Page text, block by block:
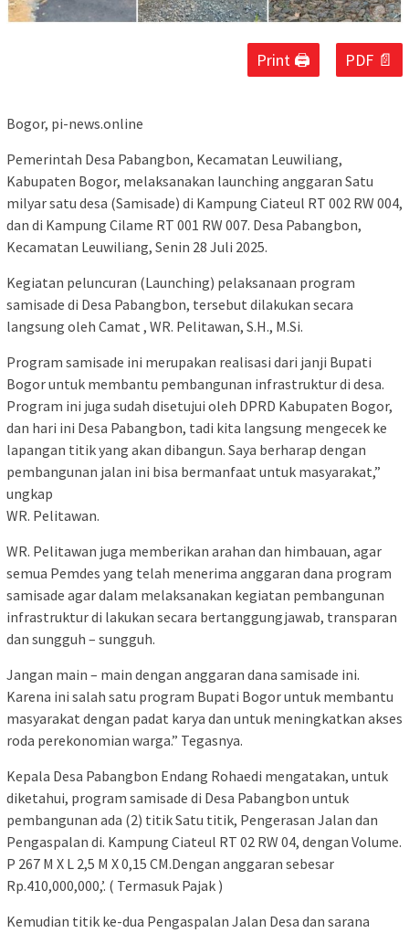
Print 🖨 PDF 📄
Bogor, pi-news.online
Pemerintah Desa Pabangbon, Kecamatan Leuwiliang,
Kabupaten Bogor, melaksanakan launching anggaran Satu
milyar satu desa (Samisade) di Kampung Ciateul RT 002 RW 004,
dan di Kampung Cilame RT 001 RW 007. Desa Pabangbon,
Kecamatan Leuwiliang, Senin 28 Juli 2025.
Kegiatan peluncuran (Launching) pelaksanaan program
samisade di Desa Pabangbon, tersebut dilakukan secara
langsung oleh Camat , WR. Pelitawan, S.H., M.Si.
Program samisade ini merupakan realisasi dari janji Bupati
Bogor untuk membantu pembangunan infrastruktur di desa.
Program ini juga sudah disetujui oleh DPRD Kabupaten Bogor,
dan hari ini Desa Pabangbon, tadi kita langsung mengecek ke
lapangan titik yang akan dibangun. Saya berharap dengan
pembangunan jalan ini bisa bermanfaat untuk masyarakat,”
ungkap
WR. Pelitawan.
WR. Pelitawan juga memberikan arahan dan himbauan, agar
semua Pemdes yang telah menerima anggaran dana program
samisade agar dalam melaksanakan kegiatan pembangunan
infrastruktur di lakukan secara bertanggungjawab, transparan
dan sungguh – sungguh.
Jangan main – main dengan anggaran dana samisade ini.
Karena ini salah satu program Bupati Bogor untuk membantu
masyarakat dengan padat karya dan untuk meningkatkan akses
roda perekonomian warga.” Tegasnya.
Kepala Desa Pabangbon Endang Rohaedi mengatakan, untuk
diketahui, program samisade di Desa Pabangbon untuk
pembangunan ada (2) titik Satu titik, Pengerasan Jalan dan
Pengaspalan di. Kampung Ciateul RT 02 RW 04, dengan Volume.
P 267 M X L 2,5 M X 0,15 CM.Dengan anggaran sebesar
Rp.410,000,000,’. ( Termasuk Pajak )
Kemudian titik ke-dua Pengaspalan Jalan Desa dan sarana